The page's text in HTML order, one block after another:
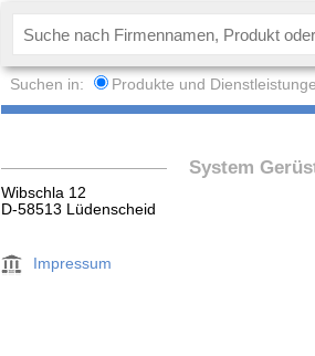
Suchen in: Produkte und
System
Wibschla 12
D-58513 Lüdenscheid
Impressum